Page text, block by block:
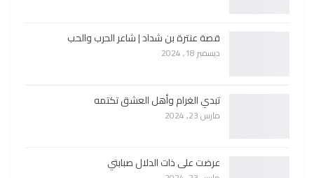
قصة عنترة بن شداد | شاعر الحرب والحب
ديسمبر 18, 2024
تبدي الغرام وأهل العشق تكتمه
مارس 23, 2024
عرضت على ذات الدلال صبابتي